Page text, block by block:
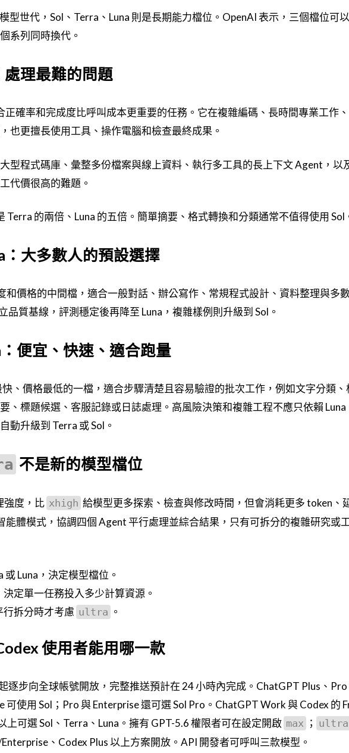
型世代，Sol、Terra、Luna 則是長期能力檔位。OpenAI 表示，三個檔位可
系列同時換代。
處理最難的問題
正確率和完成度比呼叫成本更重要的任務。它在複雜編碼、長時間專業工作
也更擅長使用工具、操作電腦和檢查最終成果。
型程式碼庫、彙整多份檔案與線上資料、執行多工具的長上下文 Agent，以
代價很高的難題。
Terra 的兩倍、Luna 的五倍。簡單摘要、格式轉換和分類通常不值得使用 Sol
：大多數人的預設選擇
和價格的中間檔，適合一般對話、辦公寫作、常規程式設計、資料整理與多
品質基線，評測穩定後再降至 Luna，複雜樣例則升級到 Sol。
便宜、快速、適合跑量
快、價格最低的一檔，適合步驟清楚且容易驗證的批次工作，例如文字分類、
、標題候選、客服記錄或日誌處理。高風險決策和複雜工程不應只依賴
動升級到 Terra 或 Sol。
不是新的模型檔位
強度，比 xhigh 給模型更多探索、檢查與修改時間，但會消耗更多 token、
能體模式，協調四個 Agent 平行處理並綜合結果，只有可拆分的複雜研究或
或 Luna，決定模型檔位。
定單一任務投入多少計算資源。
行拆分時才考慮 ultra 。
使用者能用哪一款
逐步向全球帳號開放，完整推送預計在 24 小時內完成。ChatGPT Plus、Pro
可使用 Sol；Pro 與 Enterprise 還可選 Sol Pro。ChatGPT Work 與 Codex 的
上可選 Sol、Terra、Luna。擁有 GPT-5.6 權限者可在設定開啟 max ； ultra
、Codex Plus 以上方案開放。API 開發者可呼叫三款模型。